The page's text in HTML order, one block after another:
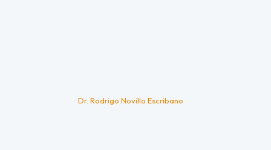
Dr. Rodrigo Novillo Escribano